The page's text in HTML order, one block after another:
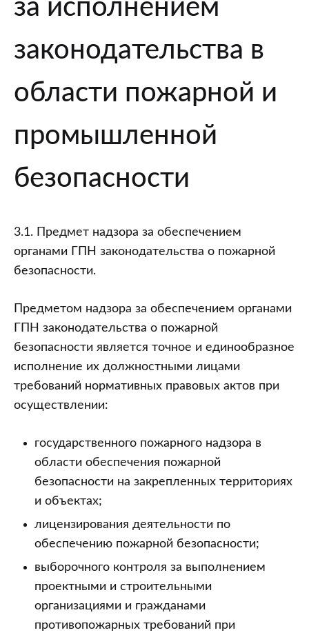
за исполнением
законодательства в
области пожарной и
промышленной
безопасности
3.1. Предмет надзора за обеспечением
органами ГПН законодательства о пожарной
безопасности.
Предметом надзора за обеспечением органами
ГПН законодательства о пожарной
безопасности является точное и единообразное
исполнение их должностными лицами
требований нормативных правовых актов при
осуществлении:
государственного пожарного надзора в
области обеспечения пожарной
безопасности на закрепленных территориях
и объектах;
лицензирования деятельности по
обеспечению пожарной безопасности;
выборочного контроля за выполнением
проектными и строительными
организациями и гражданами
противопожарных требований при